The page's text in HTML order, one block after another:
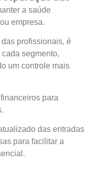
a saúde
empresa.
profissionais, é
segmento,
um controle mais
para
das entradas
para facilitar a